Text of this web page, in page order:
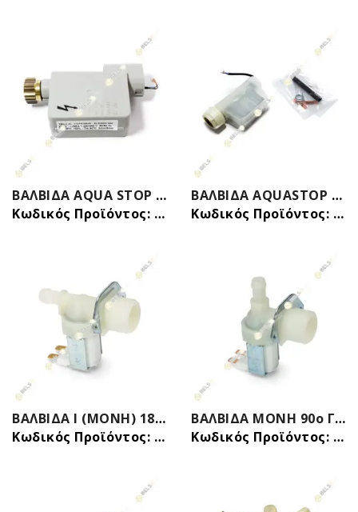
ΒΑΛΒΙΔΑ AQUA STOP ΠΛΥΝΤΗΡΙΟY ΠΙΑΤΩΝ PITSOS SIEMENS BOSCH 00091058 00086109 ORIGINAL
Κωδικός Προϊόντος: 31036450
ΒΑΛΒΙΔΑ AQUASTOP ΠΙΑΤΩΝ SIEM-BOS-PIT- MIELE 902. 220/240V,00263789, 00299756, 00263642, TYPE-902 G1172
Κωδικός Προϊόντος: 31036451
ΒΑΛΒΙΔΑ I (ΜΟΝΗ) 180° Φ12mm ΕΙΣΑΓΩΓΗΣ ΝΕΡΟΥ ΠΛΥΝΤΗΡΙΟΥ ΡΟΥΧΩΝ - ΠΙΑΤΩΝ ΓΕΝΙΚΗΣ ΧΡΗΣΗΣ
Κωδικός Προϊόντος: 31015015
ΒΑΛΒΙΔΑ MONH 90ο ΓΩΝΙΑ Φ12 220V ΙΖΟΛΑ ΓΕΝΙΚΗΣ ΧΡΗΣΗΣ-ΡΟΥΧΩΝ+ΠΙΑΤΩΝ-
Κωδικός Προϊόντος: 31015210